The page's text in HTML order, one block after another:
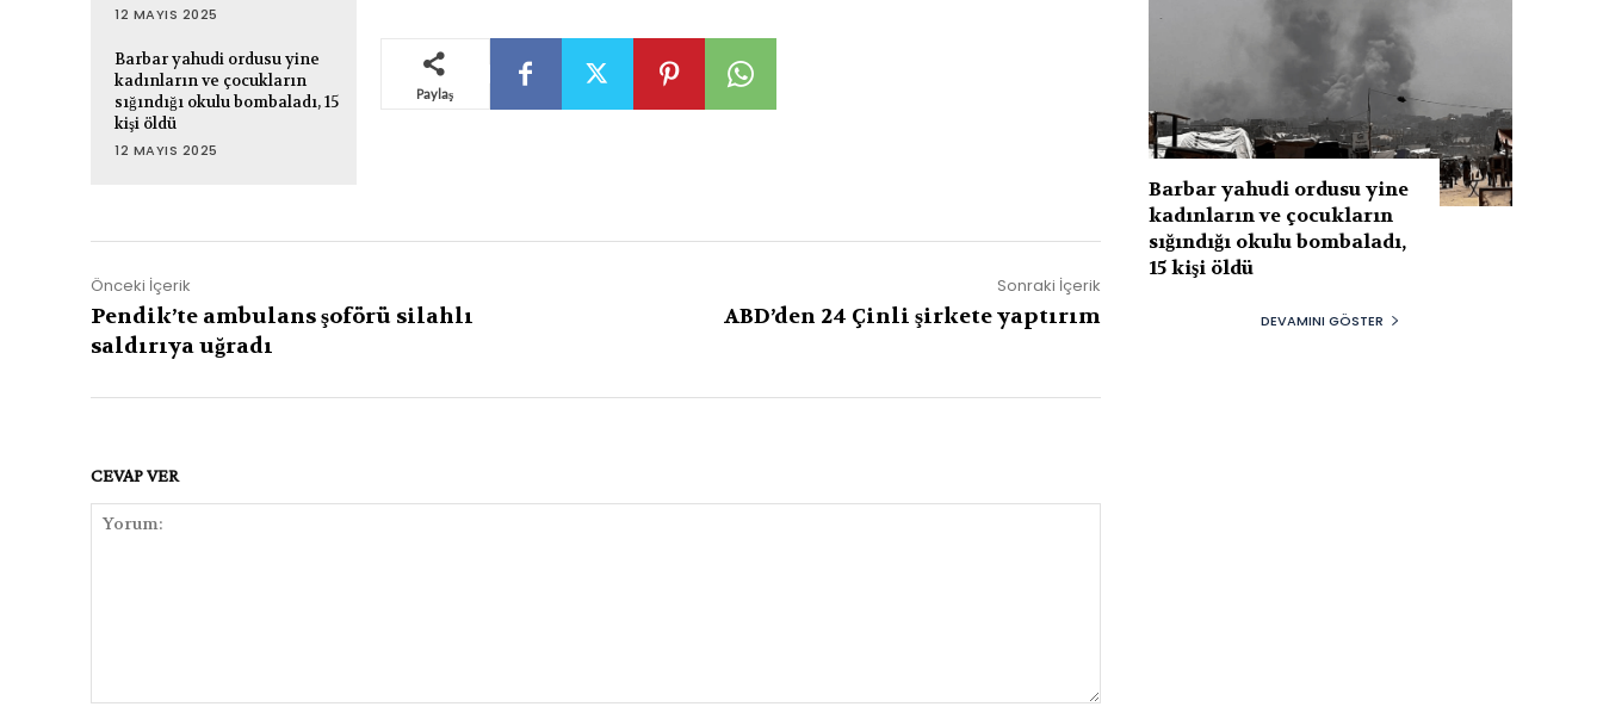
12 MAYIS 2025
Barbar yahudi ordusu yine
kadınların ve çocukların
sığındığı okulu bombaladı, 15
kişi öldü
12 MAYIS 2025
Paylaş
Önceki İçerik
Pendik’te ambulans şoförü silahlı
saldırıya uğradı
Sonraki İçerik
ABD’den 24 Çinli şirkete yaptırım
CEVAP VER
Barbar yahudi ordusu yine
kadınların ve çocukların
sığındığı okulu bombaladı,
15 kişi öldü
DEVAMINI GÖSTER